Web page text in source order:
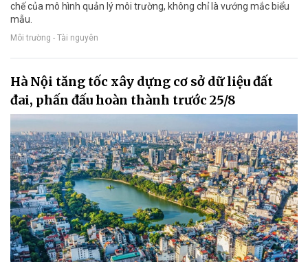
chế của mô hình quản lý môi trường, không chỉ là vướng mắc biểu
mẫu.
Môi trường - Tài nguyên
Hà Nội tăng tốc xây dựng cơ sở dữ liệu đất
đai, phấn đấu hoàn thành trước 25/8